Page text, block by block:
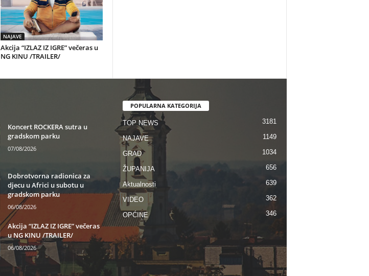
NAJAVE
Akcija “IZLAZ IZ IGRE” večeras u
NG KINU /TRAILER/
Koncert ROCKERA sutra u
gradskom parku
07/08/2026
Dobrotvorna radionica za
djecu u Africi u subotu u
gradskom parku
06/08/2026
Akcija “IZLAZ IZ IGRE” večeras
u NG KINU /TRAILER/
06/08/2026
POPULARNA KATEGORIJA
TOP NEWS 3181
NAJAVE 1149
GRAD 1034
ŽUPANIJA 656
Aktualnosti 639
VIDEO 362
OPĆINE 346